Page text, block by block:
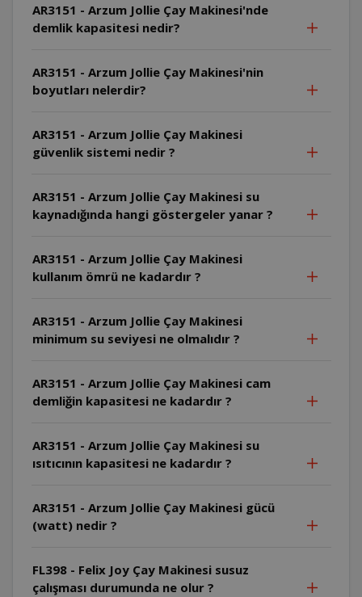
AR3151 - Arzum Jollie Çay Makinesi'nde
demlik kapasitesi nedir?
AR3151 - Arzum Jollie Çay Makinesi'nin
boyutları nelerdir?
AR3151 - Arzum Jollie Çay Makinesi
güvenlik sistemi nedir ?
AR3151 - Arzum Jollie Çay Makinesi su
kaynadığında hangi göstergeler yanar ?
AR3151 - Arzum Jollie Çay Makinesi
kullanım ömrü ne kadardır ?
AR3151 - Arzum Jollie Çay Makinesi
minimum su seviyesi ne olmalıdır ?
AR3151 - Arzum Jollie Çay Makinesi cam
demliğin kapasitesi ne kadardır ?
AR3151 - Arzum Jollie Çay Makinesi su
ısıtıcının kapasitesi ne kadardır ?
AR3151 - Arzum Jollie Çay Makinesi gücü
(watt) nedir ?
FL398 - Felix Joy Çay Makinesi susuz
çalışması durumunda ne olur ?